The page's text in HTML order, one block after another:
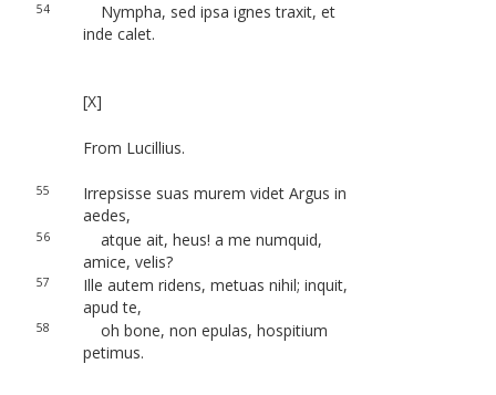
54
Nympha, sed ipsa ignes traxit, et
inde calet.
[X]
From Lucillius.
55
Irrepsisse suas murem videt Argus in
aedes,
56
atque ait, heus! a me numquid,
amice, velis?
57
Ille autem ridens, metuas nihil; inquit,
apud te,
58
oh bone, non epulas, hospitium
petimus.